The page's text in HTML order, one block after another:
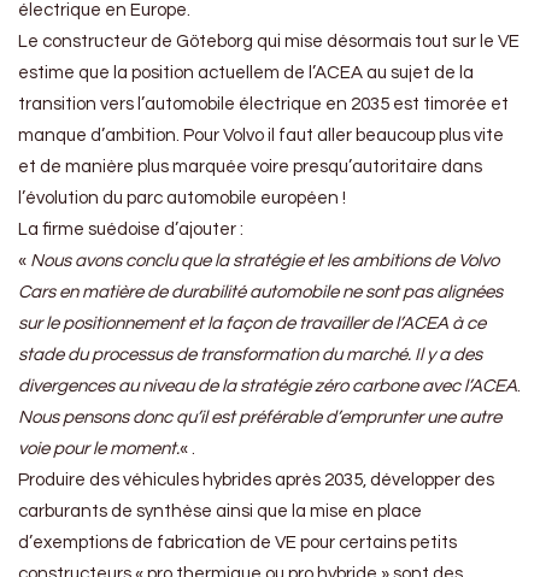
électrique en Europe.
Le constructeur de Göteborg qui mise désormais tout sur le VE
estime que la position actuellem de l’ACEA au sujet de la
transition vers l’automobile électrique en 2035 est timorée et
manque d’ambition. Pour Volvo il faut aller beaucoup plus vite
et de manière plus marquée voire presqu’autoritaire dans
l’évolution du parc automobile européen !
La firme suédoise d’ajouter :
« Nous avons conclu que la stratégie et les ambitions de Volvo
Cars en matière de durabilité automobile ne sont pas alignées
sur le positionnement et la façon de travailler de l’ACEA à ce
stade du processus de transformation du marché. Il y a des
divergences au niveau de la stratégie zéro carbone avec l’ACEA.
Nous pensons donc qu’il est préférable d’emprunter une autre
voie pour le moment.« .
Produire des véhicules hybrides après 2035, développer des
carburants de synthèse ainsi que la mise en place
d’exemptions de fabrication de VE pour certains petits